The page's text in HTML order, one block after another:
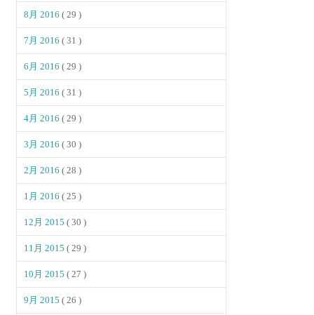
8月 2016( 29 )
7月 2016( 31 )
6月 2016( 29 )
5月 2016( 31 )
4月 2016( 29 )
3月 2016( 30 )
2月 2016( 28 )
1月 2016( 25 )
12月 2015( 30 )
11月 2015( 29 )
10月 2015( 27 )
9月 2015( 26 )